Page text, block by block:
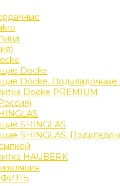
Docke
Docke. Подкладочные
Docke PREMIUM
SHINGLAS
SHINGLAS.
HAUBERK